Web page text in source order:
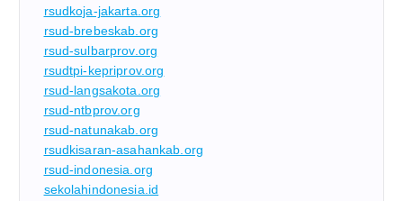
rsudkoja-jakarta.org
rsud-brebeskab.org
rsud-sulbarprov.org
rsudtpi-kepriprov.org
rsud-langsakota.org
rsud-ntbprov.org
rsud-natunakab.org
rsudkisaran-asahankab.org
rsud-indonesia.org
sekolahindonesia.id